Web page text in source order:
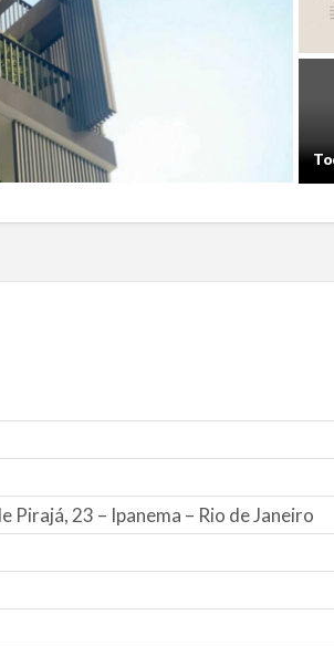
Pirajá, 23 – Ipanema – Rio de Janeiro